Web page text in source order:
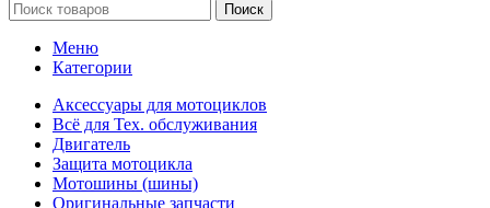
Поиск
Меню
Категории
Аксессуары для мотоциклов
Всё для Тех. обслуживания
Двигатель
Защита мотоцикла
Мотошины (шины)
Оригинальные запчасти